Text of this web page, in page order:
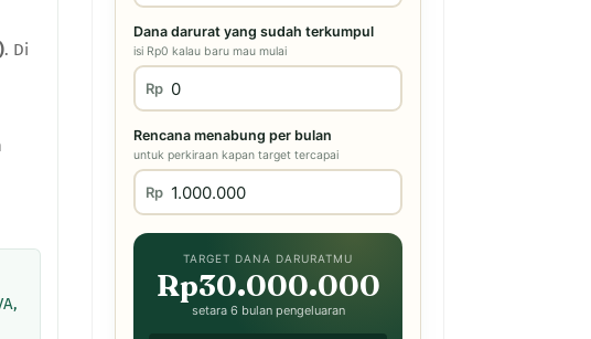
. Di
Dana darurat yang sudah terkumpul
isi Rp0 kalau baru mau mulai
Rp
Rencana menabung per bulan
untuk perkiraan kapan target tercapai
Rp
TARGET DANA DARURATMU
Rp30.000.000
setara 6 bulan pengeluaran